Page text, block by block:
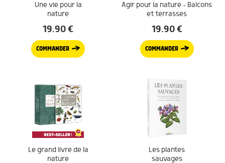
Une vie pour la
nature
19.90€
COMMANDER
Agir pour la nature – Balcons
et terrasses
19.90€
COMMANDER
Le grand livre de la
nature
Les plantes
sauvages